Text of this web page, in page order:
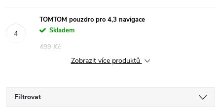
TOMTOM pouzdro pro 4,3 navigace
Skladem
499 Kč
Zobrazit více produktů
Filtrovat